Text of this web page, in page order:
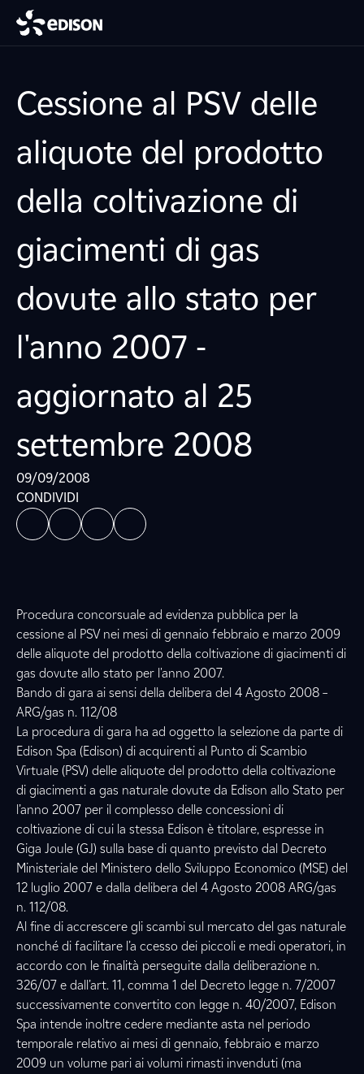
Cessione al PSV delle
aliquote del prodotto
della coltivazione di
giacimenti di gas
dovute allo stato per
l'anno 2007 -
aggiornato al 25
settembre 2008
09/09/2008
CONDIVIDI
Procedura concorsuale ad evidenza pubblica per la
cessione al PSV nei mesi di gennaio febbraio e marzo 2009
delle aliquote del prodotto della coltivazione di giacimenti di
gas dovute allo stato per l'anno 2007.
Bando di gara ai sensi della delibera del 4 Agosto 2008 –
ARG/gas n. 112/08
La procedura di gara ha ad oggetto la selezione da parte di
Edison Spa (Edison) di acquirenti al Punto di Scambio
Virtuale (PSV) delle aliquote del prodotto della coltivazione
di giacimenti a gas naturale dovute da Edison allo Stato per
l’anno 2007 per il complesso delle concessioni di
coltivazione di cui la stessa Edison è titolare, espresse in
Giga Joule (GJ) sulla base di quanto previsto dal Decreto
Ministeriale del Ministero dello Sviluppo Economico (MSE) del
12 luglio 2007 e dalla delibera del 4 Agosto 2008 ARG/gas
n. 112/08.
Al fine di accrescere gli scambi sul mercato del gas naturale
nonché di facilitare l’a ccesso dei piccoli e medi operatori, in
accordo con le finalità perseguite dalla deliberazione n.
326/07 e dall’art. 11, comma 1 del Decreto legge n. 7/2007
successivamente convertito con legge n. 40/2007, Edison
Spa intende inoltre cedere mediante asta nel periodo
temporale relativo ai mesi di gennaio, febbraio e marzo
2009 un volume pari ai volumi rimasti invenduti (ma